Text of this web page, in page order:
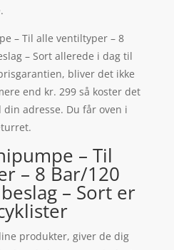
– Til alle ventiltyper – 8
– Sort allerede i dag til
bliver det ikke
end kr. 299 så koster det
adresse. Du får oven i
– Til
– 8 Bar/120
– Sort er
produkter, giver de dig